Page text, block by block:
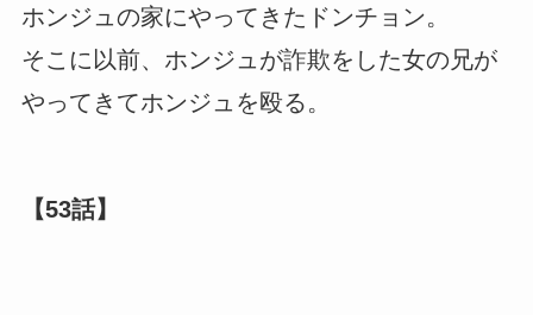
ホンジュの家にやってきたドンチョン。
そこに以前、ホンジュが詐欺をした女の兄が
やってきてホンジュを殴る。
【53話】